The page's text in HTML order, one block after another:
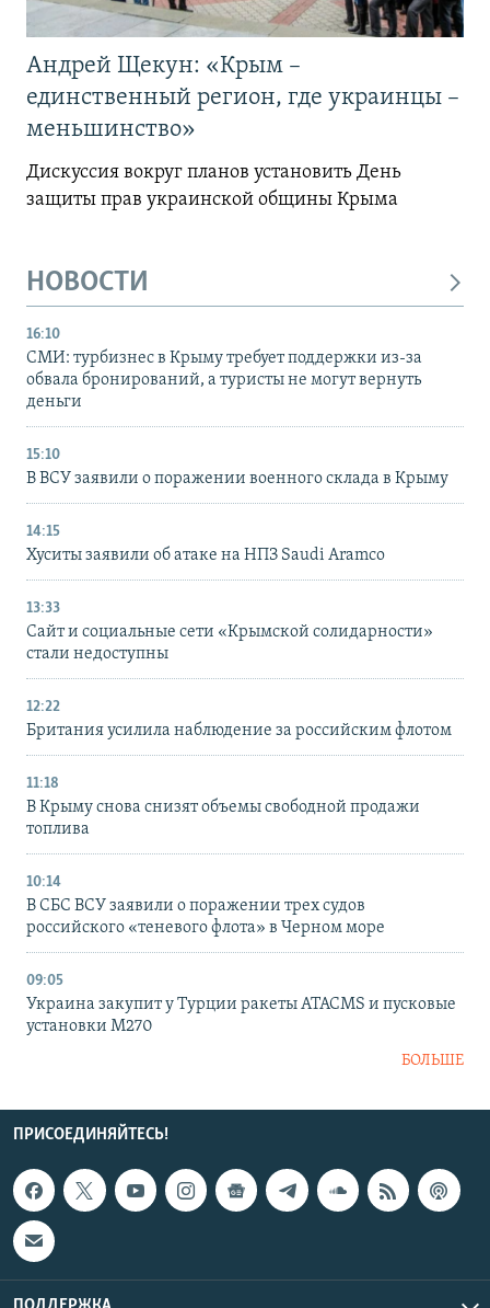
Андрей Щекун: «Крым –
единственный регион, где украинцы –
меньшинство»
Дискуссия вокруг планов установить День
защиты прав украинской общины Крыма
НОВОСТИ
16:10
СМИ: турбизнес в Крыму требует поддержки из-за
обвала бронирований, а туристы не могут вернуть
деньги
15:10
В ВСУ заявили о поражении военного склада в Крыму
14:15
Хуситы заявили об атаке на НПЗ Saudi Aramco
13:33
Сайт и социальные сети «Крымской солидарности»
стали недоступны
12:22
Британия усилила наблюдение за российским флотом
11:18
В Крыму снова снизят объемы свободной продажи
топлива
10:14
В СБС ВСУ заявили о поражении трех судов
российского «теневого флота» в Черном море
09:05
Украина закупит у Турции ракеты ATACMS и пусковые
установки M270
БОЛЬШЕ
ПРИСОЕДИНЯЙТЕСЬ!